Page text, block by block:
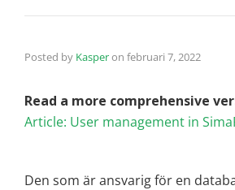
Posted by Kasperon februari 7, 2022
Read a more comprehensive
Article: User management in
Den som är ansvarig för en